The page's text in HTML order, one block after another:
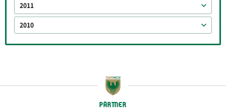
2011
2010
PARTNER